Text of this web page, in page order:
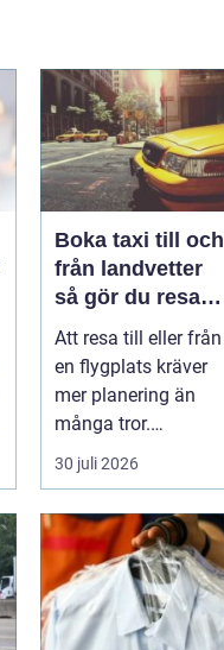
Boka taxi till och
från landvetter
så gör du resan
trygg och
smidig
Att resa till eller från
en flygplats kräver
mer planering än
många tror.
Flygtider, packning,
säker...
30 juli 2026